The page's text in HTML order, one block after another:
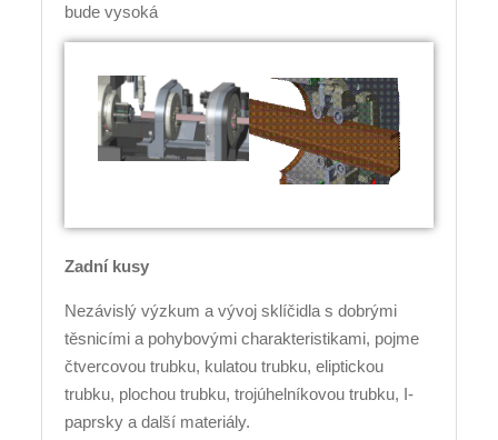
bude vysoká
Zadní kusy
Nezávislý výzkum a vývoj sklíčidla s dobrými
těsnicími a pohybovými charakteristikami, pojme
čtvercovou trubku, kulatou trubku, eliptickou
trubku, plochou trubku, trojúhelníkovou trubku, I-
paprsky a další materiály.